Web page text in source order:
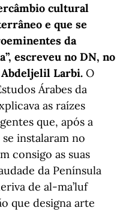
cultural
e que se
da
escreveu no DN, no
Larbi. O
Árabes da
as raízes
que, após a
se instalaram no
consigo as suas
da Península
de al-ma’luf
que designa arte